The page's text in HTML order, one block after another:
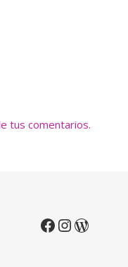
tus comentarios.